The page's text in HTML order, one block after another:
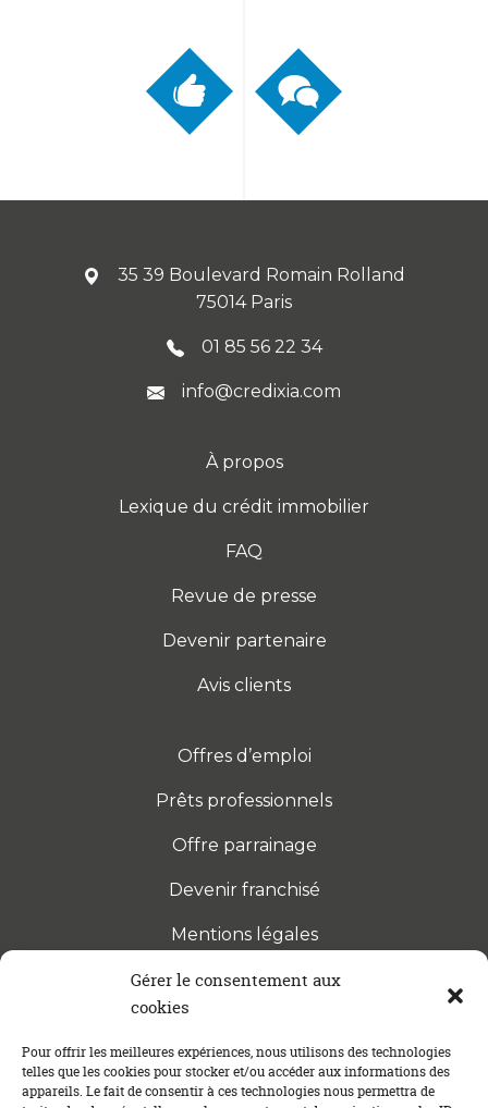
Gérer le consentement aux
cookies
Pour offrir les meilleures expériences, nous utilisons des technologies
telles que les cookies pour stocker et/ou accéder aux informations des
appareils. Le fait de consentir à ces technologies nous permettra de
35 39 Boulevard Romain Rolland
75014 Paris
01 85 56 22 34
info@credixia.com
À propos
Lexique du crédit immobilier
FAQ
Revue de presse
Devenir partenaire
Avis clients
Offres d’emploi
Prêts professionnels
Offre parrainage
Devenir franchisé
Mentions légales
S’INSCRIRE À LA NEWSLETTER
Abonnez-vous à notre newsletter pour être tenu au
courant des dernières actualités concernant le
crédit immobilier !